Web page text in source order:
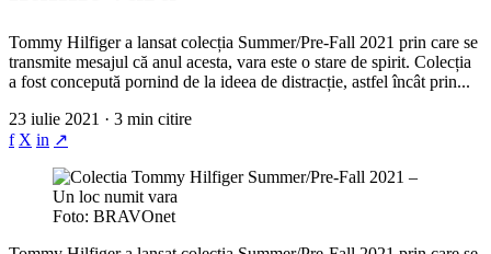
Tommy Hilfiger a lansat colecția Summer/Pre-Fall 2021 prin care se
transmite mesajul că anul acesta, vara este o stare de spirit. Colecția
a fost concepută pornind de la ideea de distracție, astfel încât prin...
23 iulie 2021 · 3 min citire
f X in ↗
Foto: BRAVOnet